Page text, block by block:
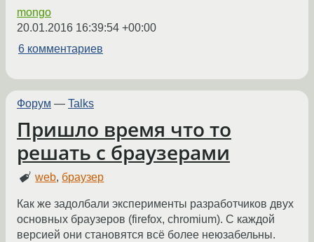
mongo
20.01.2016 16:39:54 +00:00
6 комментариев
Форум — Talks
Пришло время что то
решать с браузерами
web, браузер
Как же задолбали эксперименты разработчиков двух
основных браузеров (firefox, chromium). С каждой
версией они становятся всё более неюзабельны.